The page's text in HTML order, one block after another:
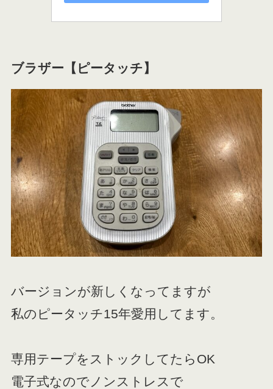
ブラザー【ピータッチ】
バージョンが新しくなってますが
私のピータッチ15年愛用してます。
専用テープをストックしてたらOK
電子式なのでノンストレスで